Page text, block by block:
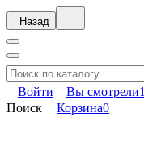
Назад
Войти Вы смотрели1
Поиск
Корзина0